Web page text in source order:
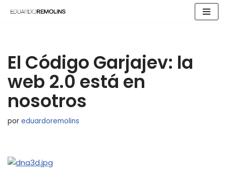
El Código Garjajev: la
web 2.0 está en
nosotros
por eduardoremolins